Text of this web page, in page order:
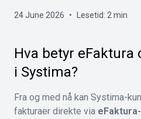
24 June 2026 • Lesetid: 2 min
Hva betyr eFaktura
i Systima?
Fra og med nå kan Systima-
fakturaer direkte via